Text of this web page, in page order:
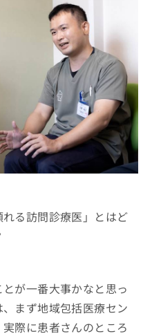
る訪問診療医」とはど
が一番大事かなと思っ
まず地域包括医療セン
際に患者さんのところ